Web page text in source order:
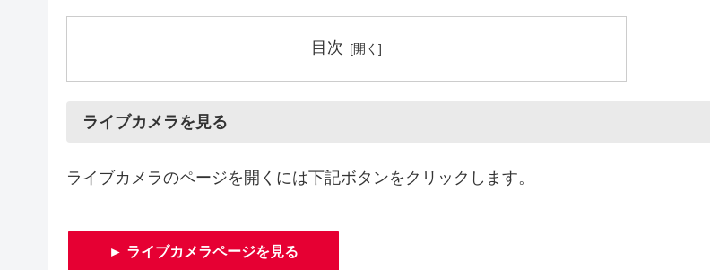
目次
ライブカメラを見る
ライブカメラのページを開くには下記ボタンをクリックします。
► ライブカメラページを見る